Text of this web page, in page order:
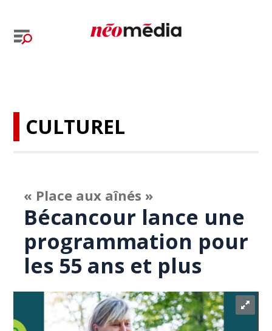
CULTUREL
« Place aux aînés »
Bécancour lance une
programmation pour
les 55 ans et plus